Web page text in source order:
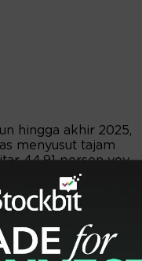
hingga akhir 2025,
menyusut tajam
44,91 persen yoy,
triliun atau
2025 ini, pada
2,93 persen naik 400